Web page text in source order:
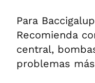
Para
Recomienda
central,
problemas